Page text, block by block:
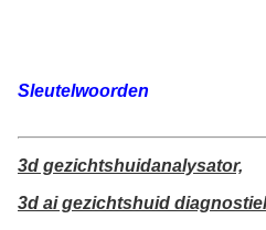
Sleutelwoorden
3d gezichtshuidanalysator,
3d ai gezichtshuid